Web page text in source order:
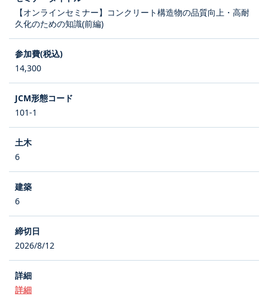
【オンラインセミナー】コンクリート構造物の品質向上・高耐
久化のための知識(前編)
14,300
101-1
6
6
2026/8/12
詳細